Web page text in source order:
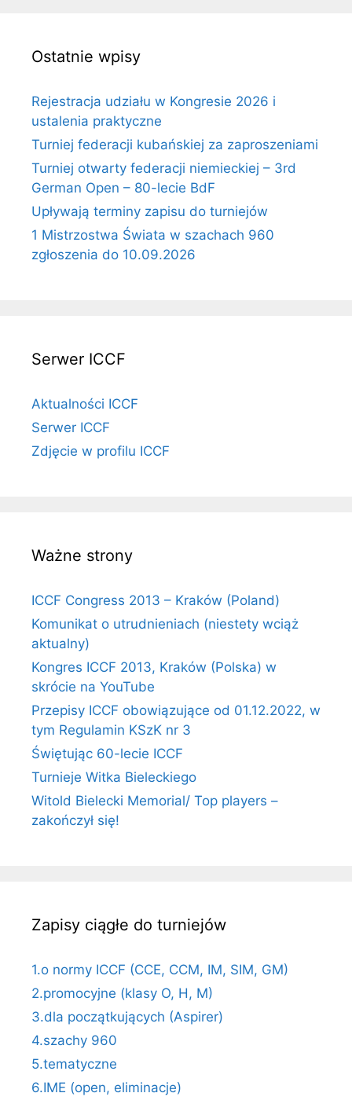
Ostatnie wpisy
Rejestracja udziału w Kongresie 2026 i
ustalenia praktyczne
Turniej federacji kubańskiej za zaproszeniami
Turniej otwarty federacji niemieckiej – 3rd
German Open – 80-lecie BdF
Upływają terminy zapisu do turniejów
1 Mistrzostwa Świata w szachach 960
zgłoszenia do 10.09.2026
Serwer ICCF
Aktualności ICCF
Serwer ICCF
Zdjęcie w profilu ICCF
Ważne strony
ICCF Congress 2013 – Kraków (Poland)
Komunikat o utrudnieniach (niestety wciąż
aktualny)
Kongres ICCF 2013, Kraków (Polska) w
skrócie na YouTube
Przepisy ICCF obowiązujące od 01.12.2022, w
tym Regulamin KSzK nr 3
Świętując 60-lecie ICCF
Turnieje Witka Bieleckiego
Witold Bielecki Memorial/ Top players –
zakończył się!
Zapisy ciągłe do turniejów
1.o normy ICCF (CCE, CCM, IM, SIM, GM)
2.promocyjne (klasy O, H, M)
3.dla początkujących (Aspirer)
4.szachy 960
5.tematyczne
6.IME (open, eliminacje)